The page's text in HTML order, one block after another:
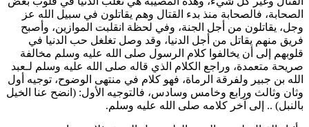
الصحابة، فالصحابة منذ بدء القتال وهم يقاتلون في سبيل الله عز
وجل، يقاتلون من أجل الجنة، وفي لحظة انقلبت الموازين، وأصبح
فريق منهم يقاتل من أجل الدنيا، وقد وصل تغلغل حب الدنيا في
قلوبهم إلى أن يخالفوا كلام الرسول صلى الله عليه وسلم مخالفة
صريحة متعمدة، وراجع الكلام الذي قاله صلى الله عليه وسلم لـعبد
الله بن جبير ولفرقة الرماة، فهو كلام في منتهى الوضوح، توجيه أول
وثان وثالث ورابع وخامس وسادس، فالتوجيه الأول: ( انضح عنا الخيل
بالنبل) .. إلى آخر كلامه صلى الله عليه وسلم.